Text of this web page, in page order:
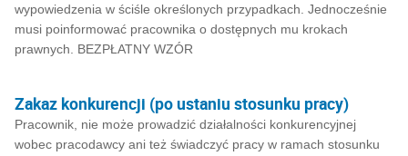
wypowiedzenia w ściśle określonych przypadkach. Jednocześnie
musi poinformować pracownika o dostępnych mu krokach
prawnych. BEZPŁATNY WZÓR
Zakaz konkurencji (po ustaniu stosunku pracy)
Pracownik, nie może prowadzić działalności konkurencyjnej
wobec pracodawcy ani też świadczyć pracy w ramach stosunku